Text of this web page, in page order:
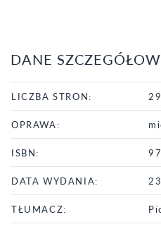
DANE
LICZBA STRON:
OPRAWA:
ISBN:
DATA WYDANIA:
TŁUMACZ: